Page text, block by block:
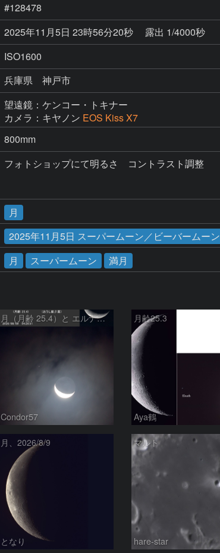
#128478
2025年11月5日 23時56分20秒
露出 1/4000秒
ISO1600
兵庫県 神戸市
望遠鏡：ケンコー・トキナー
カメラ：キヤノン EOS Kiss X7
800mm
フォトショップにて明るさ　コントラスト調整
月
2025年11月5日 スーパームーン／ビーバームーン
月 スーパームーン 満月
月（月齢 25.4）と エルナト（おうし座β星）
Condor57
月齢25.3
Aya鶴
月、2026/8/9
となり
マルト
hare-star